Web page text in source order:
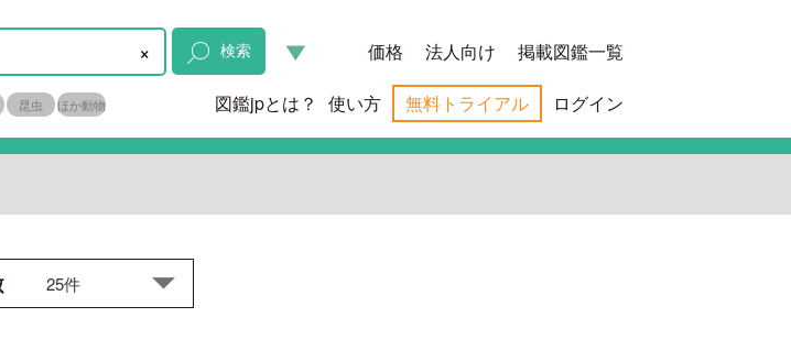
× 検索
昆虫 ほか動物
価格 法人向け 掲載図鑑一覧
図鑑jpとは？ 使い方 無料トライアル ログイン